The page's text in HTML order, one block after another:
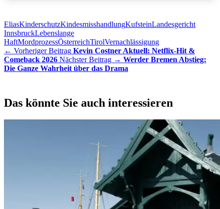
EliasKinderschutzKindesmisshandlungKufsteinLandesgericht
InnsbruckLebenslange
HaftMordprozessÖsterreichTirolVernachlässigung
← Vorheriger Beitrag Kevin Costner Aktuell: Netflix-Hit &
Comeback 2026 Nächster Beitrag → Werder Bremen Abstieg:
Die Ganze Wahrheit über das Drama
Das könnte Sie auch interessieren